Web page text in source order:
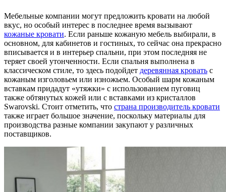
Мебельные компании могут предложить кровати на любой
вкус, но особый интерес в последнее время вызывают
кожаные кровати. Если раньше кожаную мебель выбирали, в
основном, для кабинетов и гостиных, то сейчас она прекрасно
вписывается и в интерьер спальни, при этом последняя не
теряет своей утонченности. Если спальня выполнена в
классическом стиле, то здесь подойдет деревянная кровать с
кожаным изголовьем или изножьем. Особый шарм кожаным
вставкам придадут «утяжки» с использованием пуговиц
также обтянутых кожей или с вставками из кристаллов
Swarovski. Стоит отметить, что страна производитель кровати
также играет большое значение, поскольку материалы для
производства разные компании закупают у различных
поставщиков.